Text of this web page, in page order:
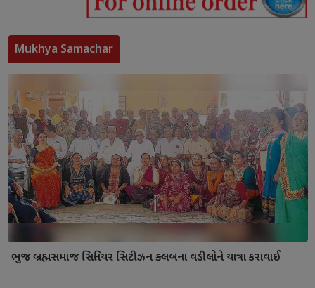
Mukhya Samachar
ભુજ બ્રહ્મસમાજ સિનિયર સિટીઝન ક્લબના વડીલોને યાત્રા કરાવાઈ